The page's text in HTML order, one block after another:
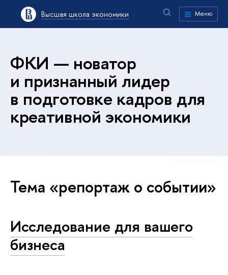
Высшая школа экономики Меню
ФКИ — новатор
и признанный лидер
в подготовке кадров для
креативной экономики
Тема «репортаж о событии»
Исследование для вашего
бизнеса